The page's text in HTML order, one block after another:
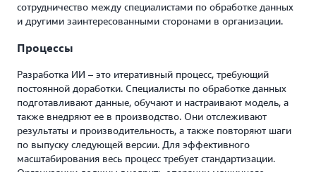
сотрудничество между специалистами по обработке данных
и другими заинтересованными сторонами в организации.
Процессы
Разработка ИИ – это итеративный процесс, требующий
постоянной доработки. Специалисты по обработке данных
подготавливают данные, обучают и настраивают модель, а
также внедряют ее в производство. Они отслеживают
результаты и производительность, а также повторяют шаги
по выпуску следующей версии. Для эффективного
масштабирования весь процесс требует стандартизации.